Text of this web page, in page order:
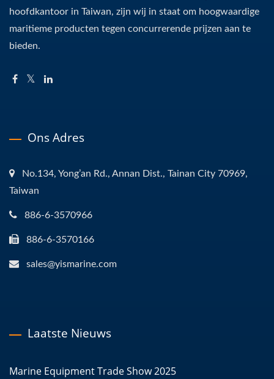
hoofdkantoor in Taiwan, zijn wij in staat om hoogwaardige
maritieme producten tegen concurrerende prijzen aan te
bieden.
Ons Adres
No.134, Yong’an Rd., Annan Dist., Tainan City 70969,
Taiwan
886-6-3570966
886-6-3570166
sales@yismarine.com
Laatste Nieuws
Marine Equipment Trade Show 2025